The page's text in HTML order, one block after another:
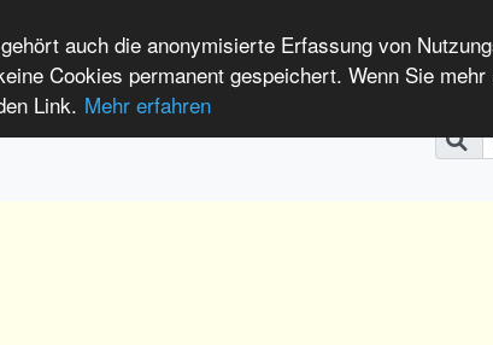
auch die anonymisierte Erfassung von
Cookies permanent gespeichert. Wenn Sie
Link. Mehr erfahren
Erkrankungen
Leichte Sprache International Patients